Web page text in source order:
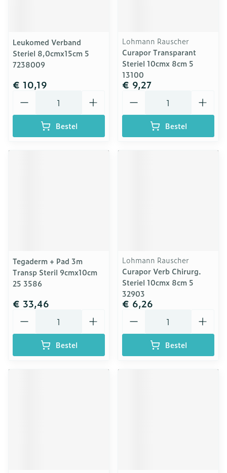
Leukomed Verband
Steriel 8,0cmx15cm 5
7238009
€ 10,19
Bestel
Lohmann Rauscher
Curapor Transparant
Steriel 10cmx 8cm 5
13100
€ 9,27
Bestel
Tegaderm + Pad 3m
Transp Steril 9cmx10cm
25 3586
€ 33,46
Bestel
Lohmann Rauscher
Curapor Verb Chirurg.
Steriel 10cmx 8cm 5
32903
€ 6,26
Bestel